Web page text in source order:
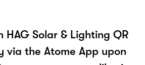
HAG Solar & Lighting QR
via the Atome App upon